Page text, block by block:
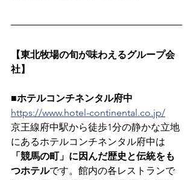
【東北牧場の旬が味わえるグループ会
社】
■ホテルコンチネンタル府中
https://www.hotel-continental.co.jp/
京王線府中駅から徒歩1分の静かな立地
にあるホテルコンチネンタル府中は
「競馬の町」に因んだ歴史と伝統をも
つホテルです。館内の各レストランで